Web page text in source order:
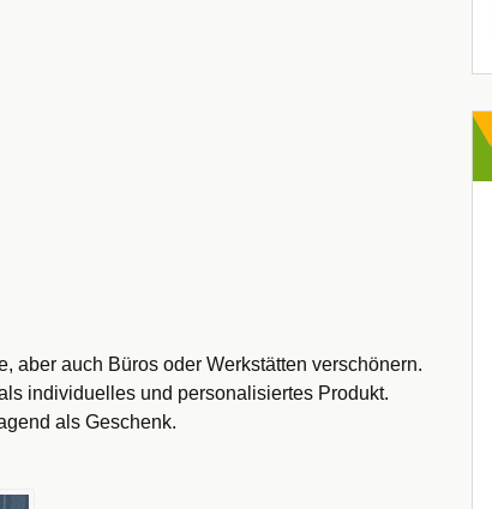
aber auch Büros oder Werkstätten verschönern.
individuelles und personalisiertes Produkt.
als Geschenk.